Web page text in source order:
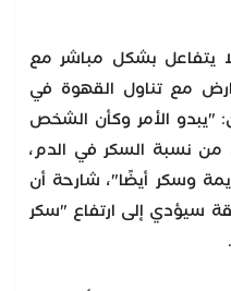
يتفاعل بشكل مباشر مع
مع تناول القهوة في
"يبدو الأمر وكأن الشخص
من نسبة السكر في الدم،
وسكر أيضًا"، شارحة أن
سيؤدي إلى ارتفاع "سكر